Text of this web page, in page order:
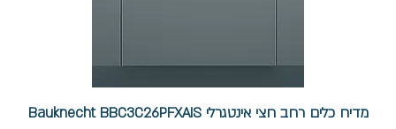
מדיח כלים רחב חצי אינטגרלי Bauknecht BBC3C26PFXAIS